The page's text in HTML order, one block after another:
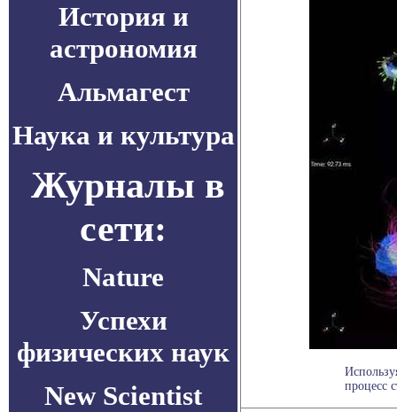
История и
астрономия
Альмагест
Наука и культура
Журналы в
сети:
Nature
Успехи
физических наук
New Scientist
процесс